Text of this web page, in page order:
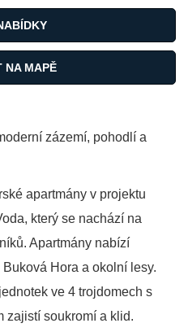
zázemí, pohodlí a
apartmány v projektu
který se nachází na
Apartmány nabízí
Hora a okolní lesy.
ve 4 trojdomech s
zajistí soukromí a klid.
NA MAPĚ